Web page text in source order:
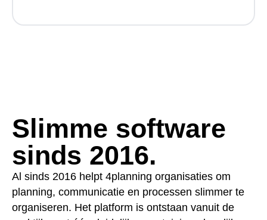
Slimme software
sinds 2016.
Al sinds 2016 helpt 4planning organisaties om
planning, communicatie en processen slimmer te
organiseren. Het platform is ontstaan vanuit de